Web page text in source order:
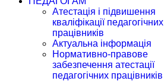
Атестація і підвишення
кваліфікації педагогічних
працівників
Актуальна інформація
Нормативно-правове
забезпечення атестації
педагогічних працівників